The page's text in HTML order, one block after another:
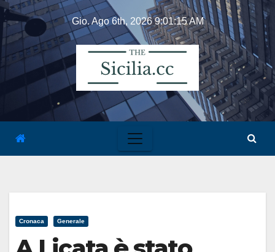
Skip
content
Gio. Ago 6th, 20269:01:16 AM
Cronaca Generale